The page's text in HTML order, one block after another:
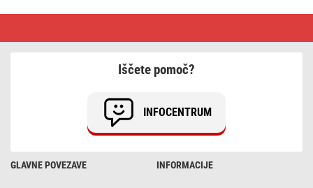
GLAVNE POVEZAVE INFORMACIJE
Iščete pomoč?
INFOCENTRUM